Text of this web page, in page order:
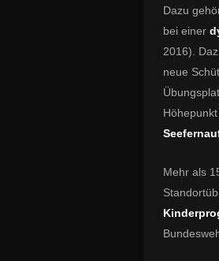
Dazu
bei einer
2016).
neue
Mehr als